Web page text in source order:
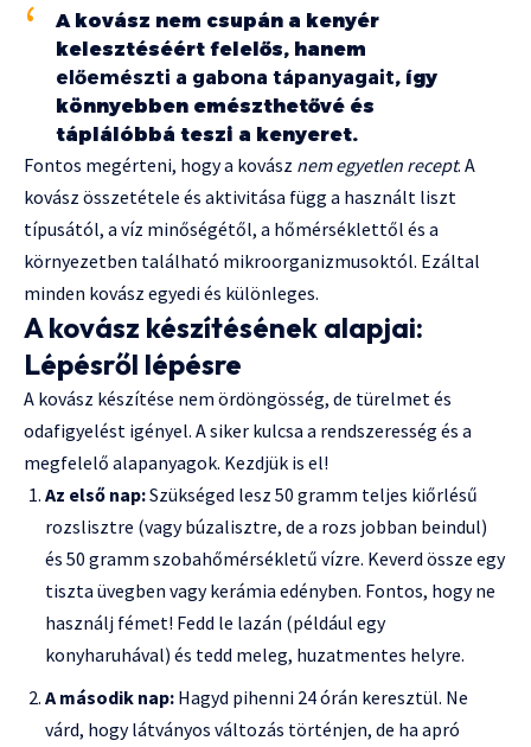
A kovász nem csupán a kenyér
kelesztéséért felelős, hanem
előemészti a gabona tápanyagait, így
könnyebben emészthetővé és
táplálóbbá teszi a kenyeret.
Fontos megérteni, hogy a kovász nem egyetlen recept. A
kovász összetétele és aktivitása függ a használt liszt
típusától, a víz minőségétől, a hőmérséklettől és a
környezetben található mikroorganizmusoktól. Ezáltal
minden kovász egyedi és különleges.
A kovász készítésének alapjai:
Lépésről lépésre
A kovász készítése nem ördöngösség, de türelmet és
odafigyelést igényel. A siker kulcsa a rendszeresség és a
megfelelő alapanyagok. Kezdjük is el!
Az első nap:Szükséged lesz 50 gramm teljes kiőrlésű
rozslisztre (vagy búzalisztre, de a rozs jobban beindul)
és 50 gramm szobahőmérsékletű vízre. Keverd össze egy
tiszta üvegben vagy kerámia edényben. Fontos, hogy ne
használj fémet! Fedd le lazán (például egy
konyharuhával) és tedd meleg, huzatmentes helyre.
A második nap: Hagyd pihenni 24 órán keresztül. Ne
várd, hogy látványos változás történjen, de ha apró